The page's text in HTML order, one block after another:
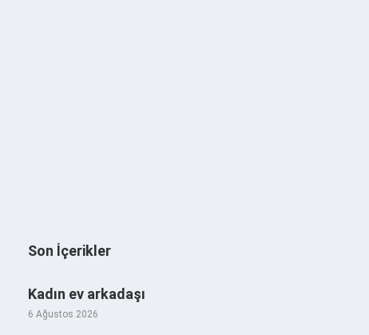
Son İçerikler
Kadın ev arkadaşı
6 Ağustos 2026